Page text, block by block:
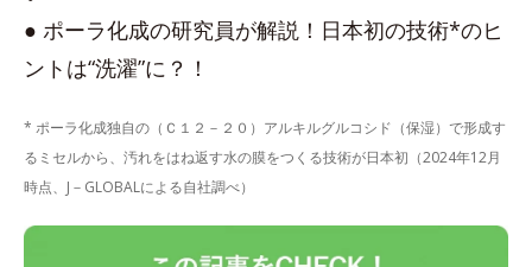
● ポーラ化成の研究員が解説！日本初の技術*のヒ
ントは“洗濯”に？！
* ポーラ化成独自の（Ｃ１２－２０）アルキルグルコシド（保湿）で形成す
るミセルから、汚れをはね返す水の膜をつくる技術が日本初（2024年12月
時点、J－GLOBALによる自社調べ）